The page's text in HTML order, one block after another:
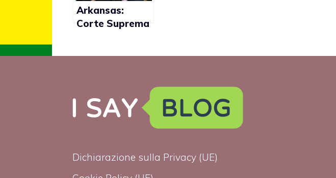
Arkansas:
Corte Suprema
Dichiarazione sulla Privacy (UE)